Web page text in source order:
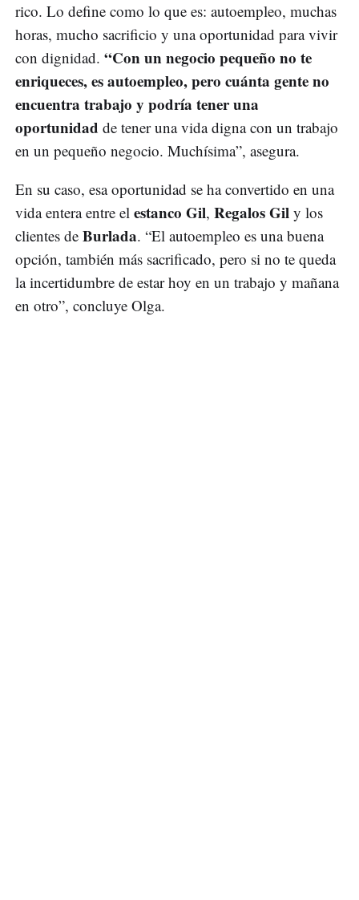
rico. Lo define como lo que es: autoempleo, muchas
horas, mucho sacrificio y una oportunidad para vivir
con dignidad. “Con un negocio pequeño no te
enriqueces, es autoempleo, pero cuánta gente no
encuentra trabajo y podría tener una
oportunidad de tener una vida digna con un trabajo
en un pequeño negocio. Muchísima”, asegura.
En su caso, esa oportunidad se ha convertido en una
vida entera entre el estanco Gil, Regalos Gil y los
clientes de Burlada. “El autoempleo es una buena
opción, también más sacrificado, pero si no te queda
la incertidumbre de estar hoy en un trabajo y mañana
en otro”, concluye Olga.